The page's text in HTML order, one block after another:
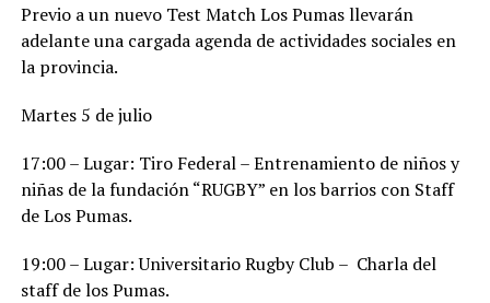
Previo a un nuevo Test Match Los Pumas llevarán
adelante una cargada agenda de actividades sociales en
la provincia.
Martes 5 de julio
17:00 – Lugar: Tiro Federal – Entrenamiento de niños y
niñas de la fundación “RUGBY” en los barrios con Staff
de Los Pumas.
19:00 – Lugar: Universitario Rugby Club – Charla del
staff de los Pumas.